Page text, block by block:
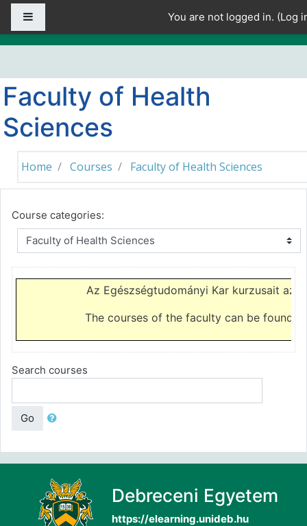
Skip to main content
You are not logged in. (Log
Faculty of Health
Sciences
Home Courses Faculty of Health Sciences
Course categories:
Az Egészségtudományi Kar kurzusait az
The courses of the faculty can be found
Search courses
Go
Debreceni Egyetem
https://elearning.unideb.hu